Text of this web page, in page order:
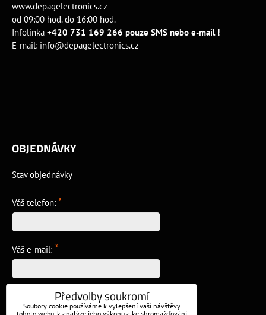
www.depagelectronics.cz
od 09:00 hod. do 16:00 hod.
Infolinka +420 731 169 266 pouze SMS nebo e-mail !
E-mail: info@depagelectronics.cz
OBJEDNÁVKY
Stav objednávky
Váš telefon: *
Váš e-mail: *
Předvolby soukromí
Soubory cookie používáme k vylepšení vaší návštěvy